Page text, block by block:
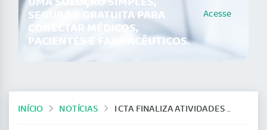
SEGURA E GRATUITA PARA
CONECTAR MÉDICOS,
PACIENTES E FARMACÊUTICOS.
Acesse
INÍCIO NOTÍCIAS I CTA FINALIZA ATIVIDADES COM AS ENTREGAS DAS CESTAS BÁSICAS A COMUNIDADES DE PORTO VELHO